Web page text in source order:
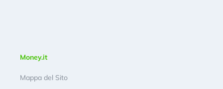
Money.it
Mappa del Sito